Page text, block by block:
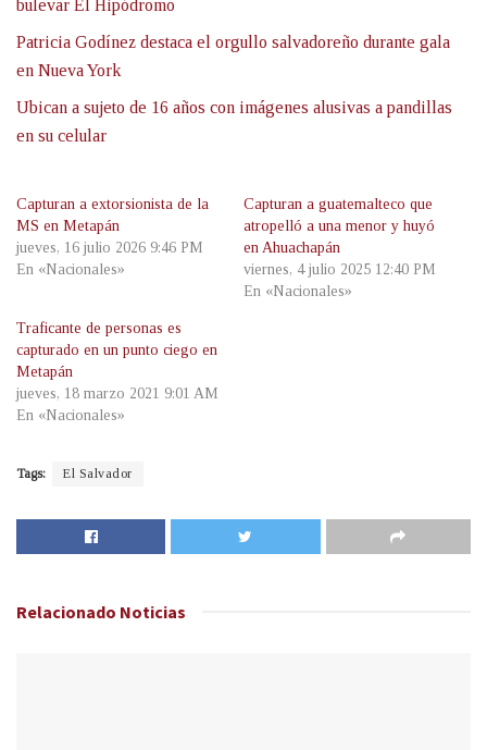
bulevar El Hipódromo
Patricia Godínez destaca el orgullo salvadoreño durante gala
en Nueva York
Ubican a sujeto de 16 años con imágenes alusivas a pandillas
en su celular
Capturan a extorsionista de la
MS en Metapán
jueves, 16 julio 2026 9:46 PM
En «Nacionales»
Capturan a guatemalteco que
atropelló a una menor y huyó
en Ahuachapán
viernes, 4 julio 2025 12:40 PM
En «Nacionales»
Traficante de personas es
capturado en un punto ciego en
Metapán
jueves, 18 marzo 2021 9:01 AM
En «Nacionales»
Tags: El Salvador
Relacionado Noticias